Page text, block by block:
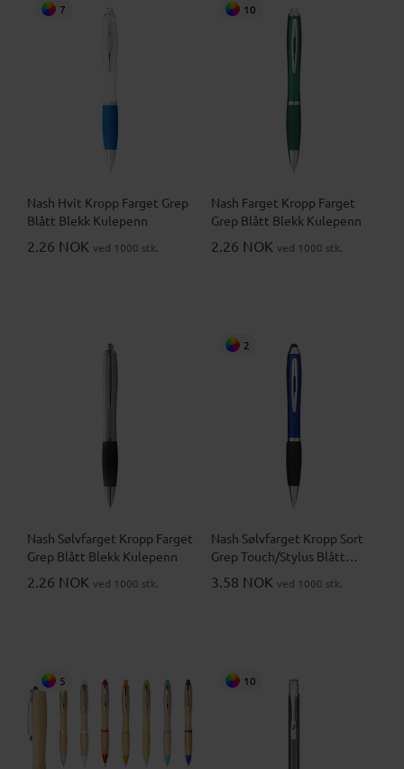
7
Nash Hvit Kropp Farget Grep
Blått Blekk Kulepenn
2.26 NOK ved 1000 stk.
10
Nash Farget Kropp Farget
Grep Blått Blekk Kulepenn
2.26 NOK ved 1000 stk.
Nash Sølvfarget Kropp Farget
Grep Blått Blekk Kulepenn
2.26 NOK ved 1000 stk.
2
Nash Sølvfarget Kropp Sort
Grep Touch/Stylus Blått
Blekk Kulepenn
3.58 NOK ved 1000 stk.
5 10